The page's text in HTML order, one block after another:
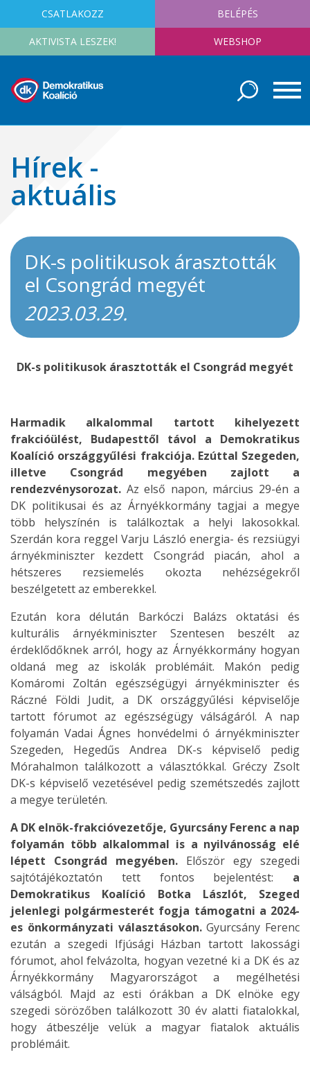
CSATLAKOZZ BELÉPÉS
AKTIVISTA LESZEK! WEBSHOP
Hírek -
aktuális
DK-s politikusok árasztották
el Csongrád megyét
2023.03.29.
DK-s politikusok árasztották el Csongrád megyét
Harmadik alkalommal tartott kihelyezett
frakcióülést, Budapesttől távol a Demokratikus
Koalíció országgyűlési frakciója. Ezúttal Szegeden,
illetve Csongrád megyében zajlott a
rendezvénysorozat. Az első napon, március 29-én a
DK politikusai és az Árnyékkormány tagjai a megye
több helyszínén is találkoztak a helyi lakosokkal.
Szerdán kora reggel Varju László energia- és rezsiügyi
árnyékminiszter kezdett Csongrád piacán, ahol a
hétszeres rezsiemelés okozta nehézségekről
beszélgetett az emberekkel.
Ezután kora délután Barkóczi Balázs oktatási és
kulturális árnyékminiszter Szentesen beszélt az
érdeklődőknek arról, hogy az Árnyékkormány hogyan
oldaná meg az iskolák problémáit. Makón pedig
Komáromi Zoltán egészségügyi árnyékminiszter és
Ráczné Földi Judit, a DK országgyűlési képviselője
tartott fórumot az egészségügy válságáról. A nap
folyamán Vadai Ágnes honvédelmi ó árnyékminiszter
Szegeden, Hegedűs Andrea DK-s képviselő pedig
Mórahalmon találkozott a választókkal. Gréczy Zsolt
DK-s képviselő vezetésével pedig szemétszedés zajlott
a megye területén.
A DK elnök-frakcióvezetője, Gyurcsány Ferenc a nap
folyamán több alkalommal is a nyilvánosság elé
lépett Csongrád megyében. Először egy szegedi
sajtótájékoztatón tett fontos bejelentést: a
Demokratikus Koalíció Botka Lászlót, Szeged
jelenlegi polgármesterét fogja támogatni a 2024-
es önkormányzati választásokon.Gyurcsány Ferenc
ezután a szegedi Ifjúsági Házban tartott lakossági
fórumot, ahol felvázolta, hogyan vezetné ki a DK és az
Árnyékkormány Magyarországot a megélhetési
válságból. Majd az esti órákban a DK elnöke egy
szegedi sörözőben találkozott 30 év alatti fiatalokkal,
hogy átbeszélje velük a magyar fiatalok aktuális
problémáit.